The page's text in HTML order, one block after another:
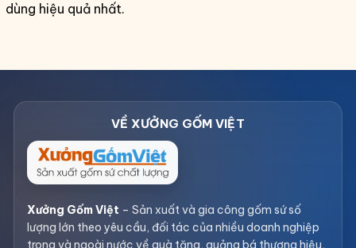
dùng hiệu quả nhất.
Xưởng Gốm Việt – Sản xuất và gia công gốm sứ số
lượng lớn theo yêu cầu, đối tác của nhiều doanh nghiệp